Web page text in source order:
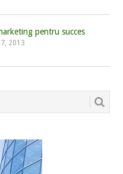
pentru succes
2013